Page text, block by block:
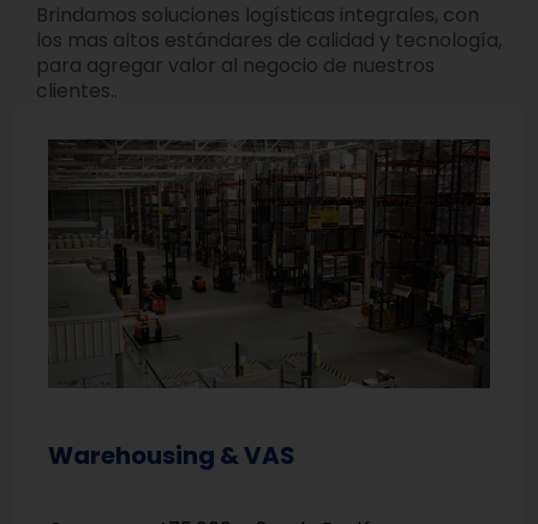
Brindamos soluciones logísticas integrales, con
los mas altos estándares de calidad y tecnología,
para agregar valor al negocio de nuestros
clientes..
Warehousing & VAS